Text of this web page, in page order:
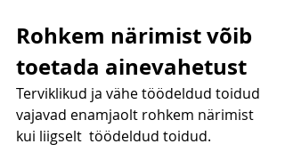
Rohkem närimist võib
toetada ainevahetust
Terviklikud ja vähe töödeldud toidud
vajavad enamjaolt rohkem närimist
kui liigselt  töödeldud toidud.